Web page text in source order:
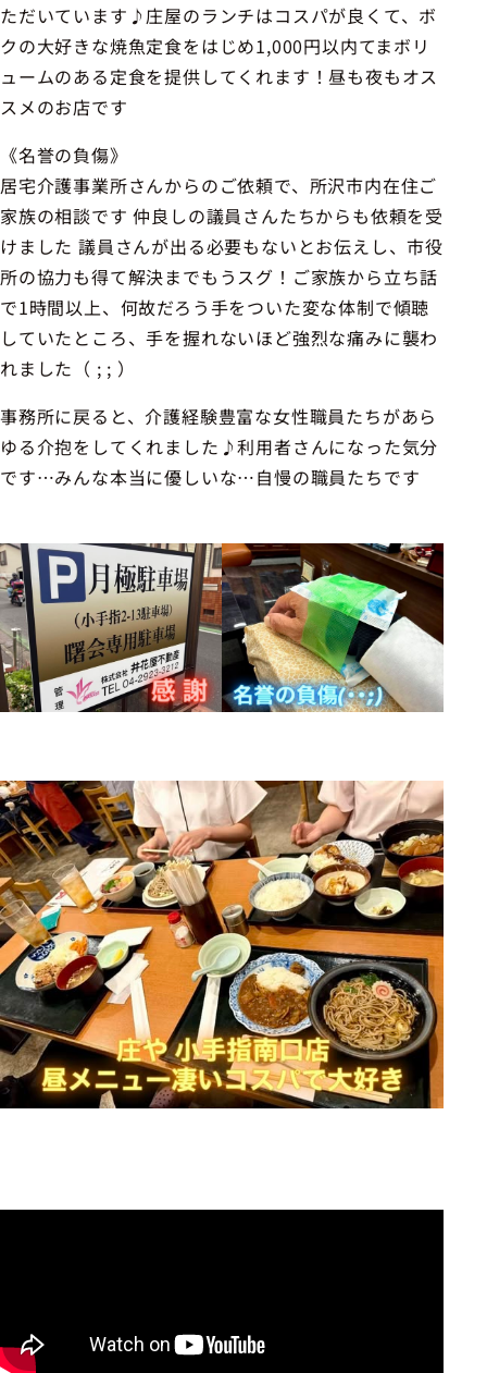
ただいています♪庄屋のランチはコスパが良くて、ボ
クの大好きな焼魚定食をはじめ1,000円以内てまボリ
ュームのある定食を提供してくれます！昼も夜もオス
スメのお店です
《名誉の負傷》
居宅介護事業所さんからのご依頼で、所沢市内在住ご
家族の相談です 仲良しの議員さんたちからも依頼を受
けました 議員さんが出る必要もないとお伝えし、市役
所の協力も得て解決までもうスグ！ご家族から立ち話
で1時間以上、何故だろう手をついた変な体制で傾聴
していたところ、手を握れないほど強烈な痛みに襲わ
れました（ ; ; ）
事務所に戻ると、介護経験豊富な女性職員たちがあら
ゆる介抱をしてくれました♪利用者さんになった気分
です…みんな本当に優しいな…自慢の職員たちです